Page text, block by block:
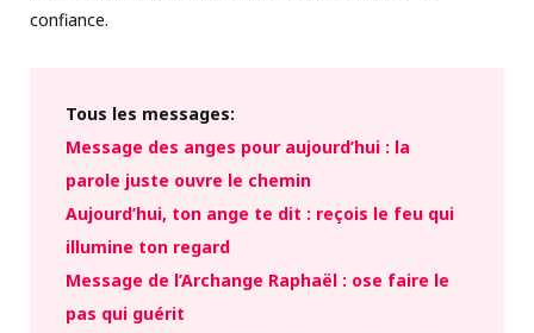
confiance.
Tous les messages:
Message des anges pour aujourd’hui : la
parole juste ouvre le chemin
Aujourd’hui, ton ange te dit : reçois le feu qui
illumine ton regard
Message de l’Archange Raphaël : ose faire le
pas qui guérit